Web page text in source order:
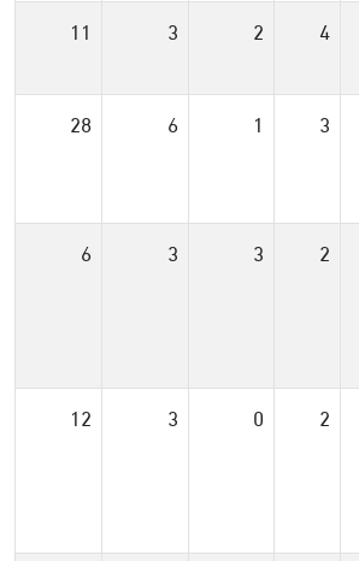
4
2
3
11
3
1
6
28
2
3
3
6
2
0
3
12